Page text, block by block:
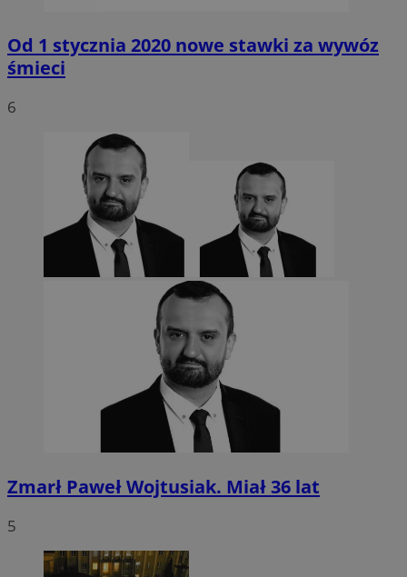
Od 1 stycznia 2020 nowe stawki za wywóz
śmieci
6
Zmarł Paweł Wojtusiak. Miał 36 lat
5